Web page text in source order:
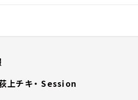
上チキ・ Session